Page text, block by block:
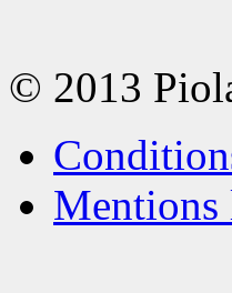
© 2013
Mentions